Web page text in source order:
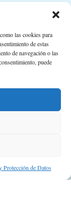
las cookies para
de estas
de navegación o las
puede
Protección de Datos